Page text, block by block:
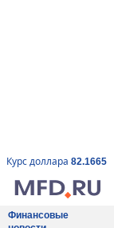
Курс доллара 82.1665
Финансовые